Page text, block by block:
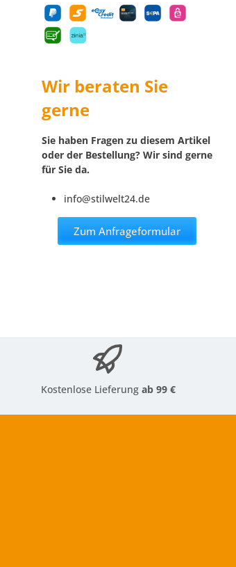
Wir beraten Sie
gerne
Sie haben Fragen zu diesem Artikel
oder der Bestellung? Wir sind gerne
für Sie da.
info@stilwelt24.de
Zum Anfrageformular
Kostenlose Lieferungab 99 €